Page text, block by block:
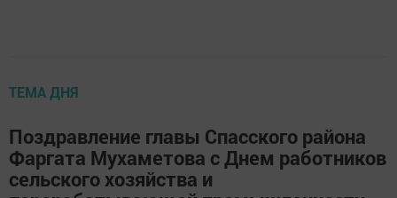
ТЕМА ДНЯ
Поздравление главы Спасского района
Фаргата Мухаметова с Днем работников
сельского хозяйства и